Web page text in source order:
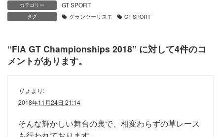
カテゴリー GT SPORT
タグ グランツーリスモ GT SPORT
“FIA GT Championships 2018” に対して4件のコ
メントがあります。
りょ より:
2018年11月24日 21:14
そんな輝かしい舞台の裏で、相変わらずの草レース